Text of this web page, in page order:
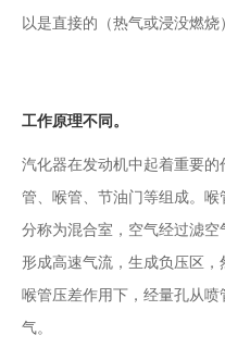
以是直接的（热气或浸没燃烧
工作原理不同。
汽化器在发动机中起着重要
管、喉管、节油门等组成。
分称为混合室，空气经过滤
形成高速气流，生成负压区
喉管压差作用下，经量孔从
气。